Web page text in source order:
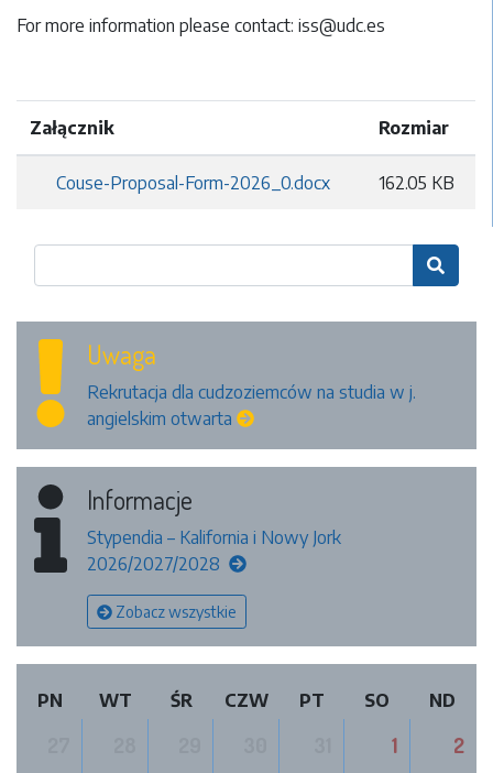
For more information please contact: iss@udc.es
Załącznik Rozmiar
Couse-Proposal-Form-2026_0.docx 162.05 KB

Uwaga
Rekrutacja dla cudzoziemców na studia w j.
angielskim otwarta
Informacje
Stypendia – Kalifornia i Nowy Jork
2026/2027/2028
Zobacz wszystkie
PN WT ŚR CZW PT SO ND
1 2